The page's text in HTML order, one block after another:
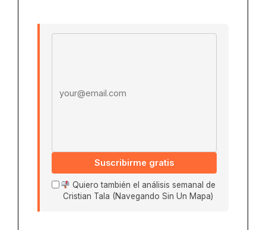
Suscribirme gratis
Quiero también el análisis semanal de
Cristian Tala (Navegando Sin Un Mapa)